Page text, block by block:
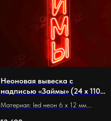
Неоновая вывеска с
надписью «Займы» (24 х 110
см.)
Материал: led неон 6 x 12 мм.